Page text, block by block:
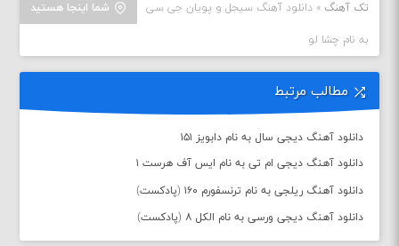
شما اینجا هستید تک آهنگ »دانلود آهنگ سیجل و پویان جی سی
به نام چشا لو
مطالب مرتبط
دانلود آهنگ دیجی سال به نام دابویز ۱۵۱
دانلود آهنگ دیجی ام تی به نام ایس آف هرست ۱
دانلود آهنگ ریلجی به نام ترنسفورم ۱۶۰ (پادکست)
دانلود آهنگ دیجی ورسی به نام الکل ۸ (پادکست)